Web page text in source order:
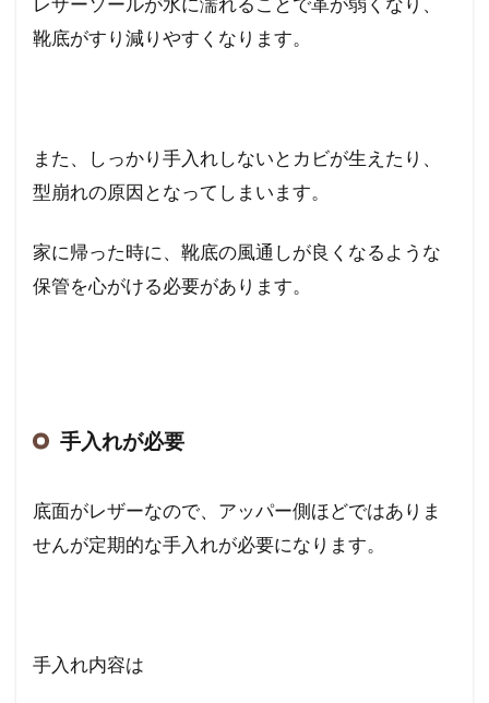
靴底がすり減りやすくなります。
また、しっかり手入れしないとカビが生えたり、
型崩れの原因となってしまいます。
家に帰った時に、靴底の風通しが良くなるような
保管を心がける必要があります。
手入れが必要
底面がレザーなので、アッパー側ほどではありま
せんが定期的な手入れが必要になります。
手入れ内容は